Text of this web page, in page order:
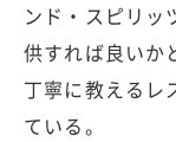
ンド・スピリッ
供すれば良いか
丁寧に教えるレ
ている。